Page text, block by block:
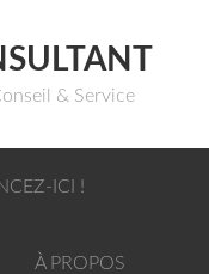
& Service
ICI !
À PROPOS